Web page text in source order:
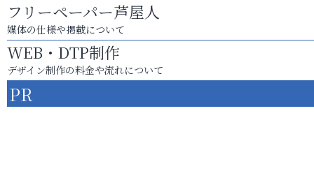
フリーペーパー芦屋人
媒体の仕様や掲載について
WEB・DTP制作
デザイン制作の料金や流れについて
PR